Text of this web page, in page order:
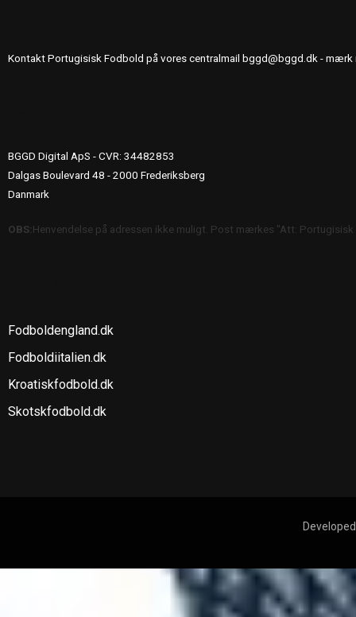
Kontakt Portugisisk Fodbold på vores centralmail bggd@bggd.dk - mærk
BGGD Digital ApS - CVR: 34482853
Dalgas Boulevard 48 - 2000 Frederiksberg
Danmark
OBS:Henvendelse på adressen ikke muligt. Post mærkes "Att:
Fodboldengland.dk
Fodboldiitalien.dk
Kroatiskfodbold.dk
Skotskfodbold.dk